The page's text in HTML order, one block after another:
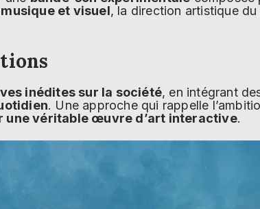
et visuel, la direction artistique
inédites sur la société, en intégrant
. Une approche qui rappelle
une véritable œuvre d’art interactive.